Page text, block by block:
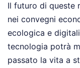
Il futuro di queste
nei convegni
ecologica e
tecnologia potrà
passato la vita a